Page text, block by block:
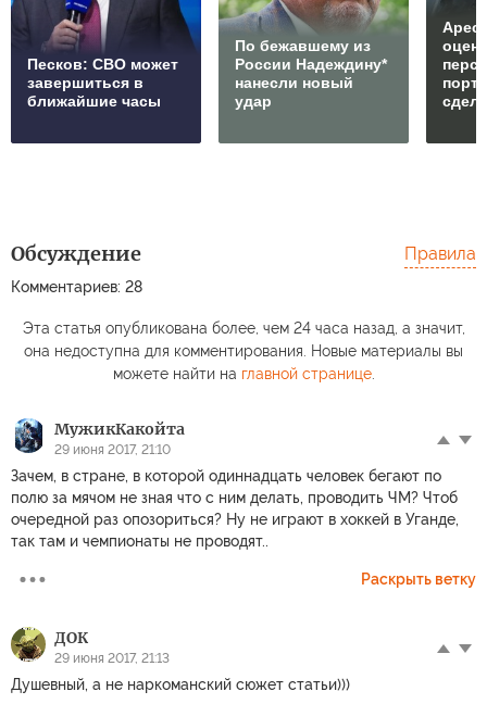
Песков: СВО может
завершиться в
ближайшие часы
По бежавшему из
России Надеждину*
нанесли новый
удар
Обсуждение
Комментариев: 28
Правила
Эта статья опубликована более, чем 24 часа назад, а значит,
она недоступна для комментирования. Новые материалы вы
можете найти на главной странице.
МужикКакойта
29 июня 2017, 21:10
Зачем, в стране, в которой одиннадцать человек бегают по
полю за мячом не зная что с ним делать, проводить ЧМ? Чтоб
очередной раз опозориться? Ну не играют в хоккей в Уганде,
так там и чемпионаты не проводят..
Раскрыть ветку
ДОК
29 июня 2017, 21:13
Душевный, а не наркоманский сюжет статьи)))